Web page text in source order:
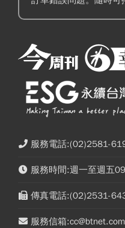
服務電話:(02)2581-
服務時間:週一至週五
傳真電話:(02)2531-
服務信箱